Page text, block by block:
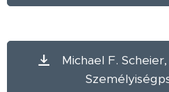
Michael F.